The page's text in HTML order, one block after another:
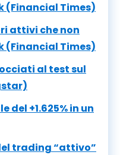
(Financial Times)
attivi che non
(Financial Times)
al test sul
del +1.625% in un
trading “attivo”